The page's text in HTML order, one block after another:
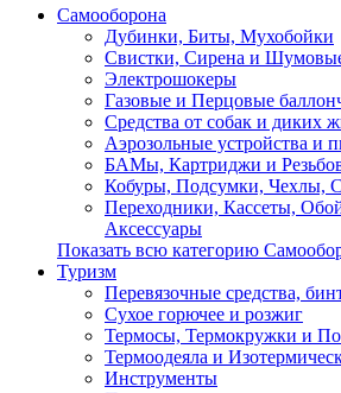
Самооборона
Дубинки, Биты, Мухобойки
Свистки, Сирена и
Электрошокеры
Газовые и Перцовые
Средства от собак и диких
Аэрозольные устройства и
БАМы, Картриджи и
Кобуры, Подсумки, Чехлы,
Переходники, Кассеты,
Аксессуары
Показать всю категорию
Туризм
Перевязочные средства,
Сухое горючее и розжиг
Термосы, Термокружки и
Термоодеяла и
Инструменты